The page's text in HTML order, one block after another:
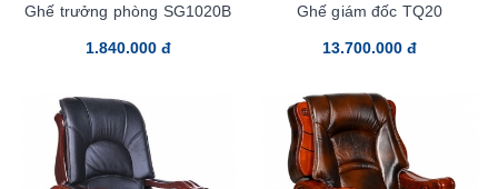
Ghế trưởng phòng SG1020B
1.840.000 đ
Ghế giám đốc TQ20
13.700.000 đ